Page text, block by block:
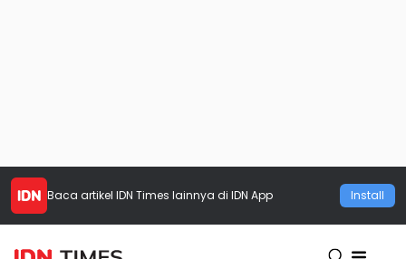
Baca artikel IDN Times lainnya di IDN App Install